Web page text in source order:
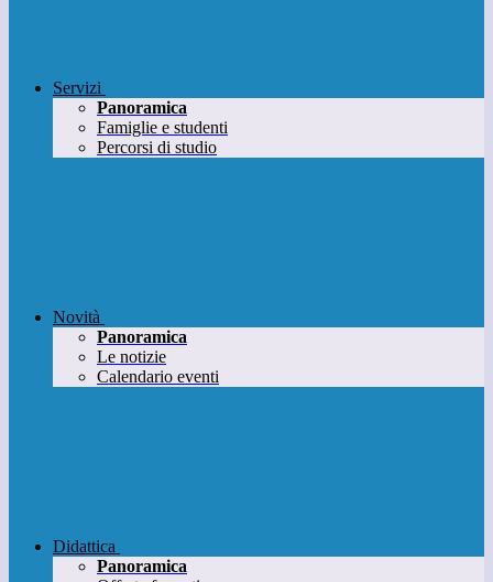
Servizi
Panoramica
Famiglie e studenti
Percorsi di studio
Novità
Panoramica
Le notizie
Calendario eventi
Didattica
Panoramica